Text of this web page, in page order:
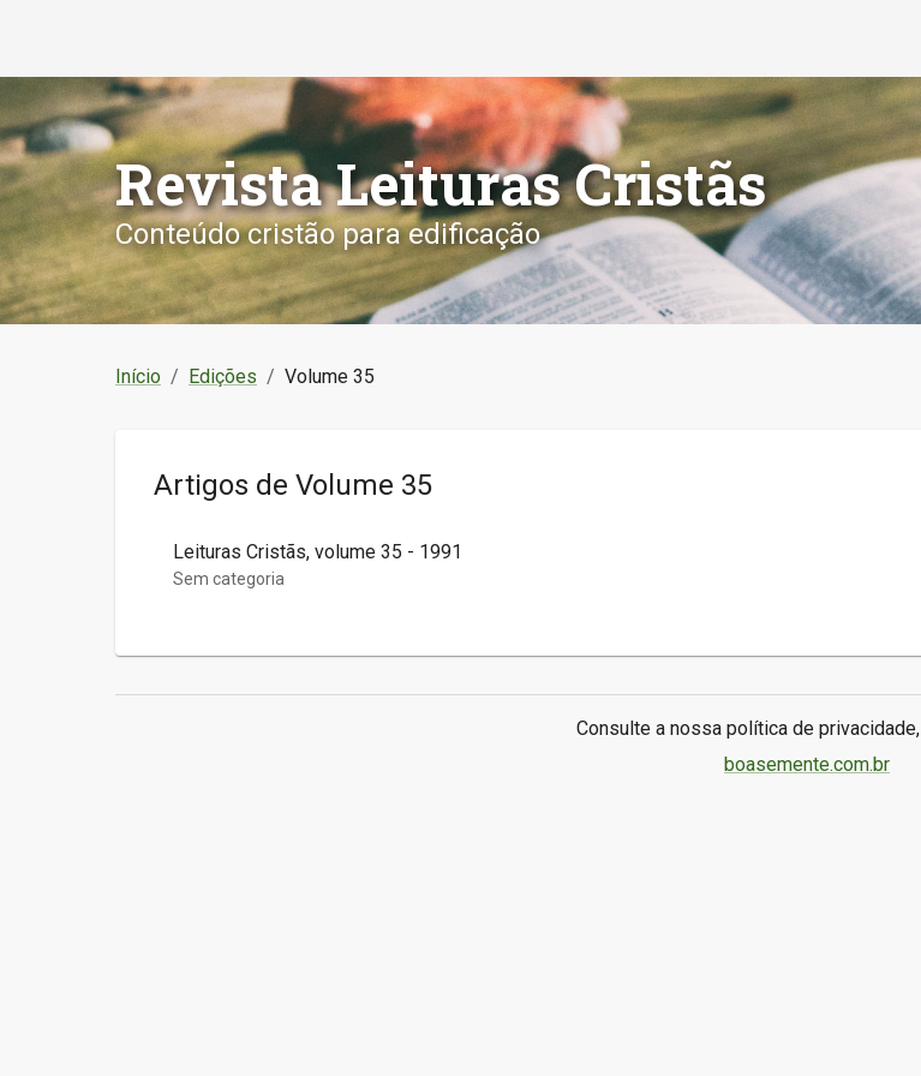
Revista Leituras Cristãs
Conteúdo cristão para edificação
Início / Edições / Volume 35
Artigos de Volume 35
Leituras Cristãs, volume 35 - 1991
Sem categoria
Consulte a nossa política de privacidade,
boasemente.com.br